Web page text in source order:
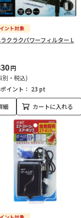
クラクパワーフィルター L
円
別・税込)
イント： 23 pt
細 カートに入れる